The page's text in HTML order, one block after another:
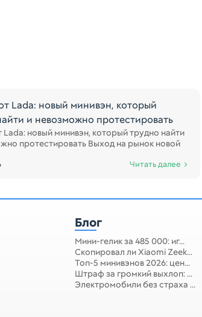
Lada: новый минивэн, который
и невозможно протестировать
Lada: новый минивэн, который трудно найти
протестировать Выход на рынок новой
Читать далее
Блог
Мини-гелик за 485 000: иг...
Скопировал ли Xiaomi Zeek...
Топ-5 минивэнов 2026: цен...
Штраф за громкий выхлоп: ...
Электромобили без страха ...